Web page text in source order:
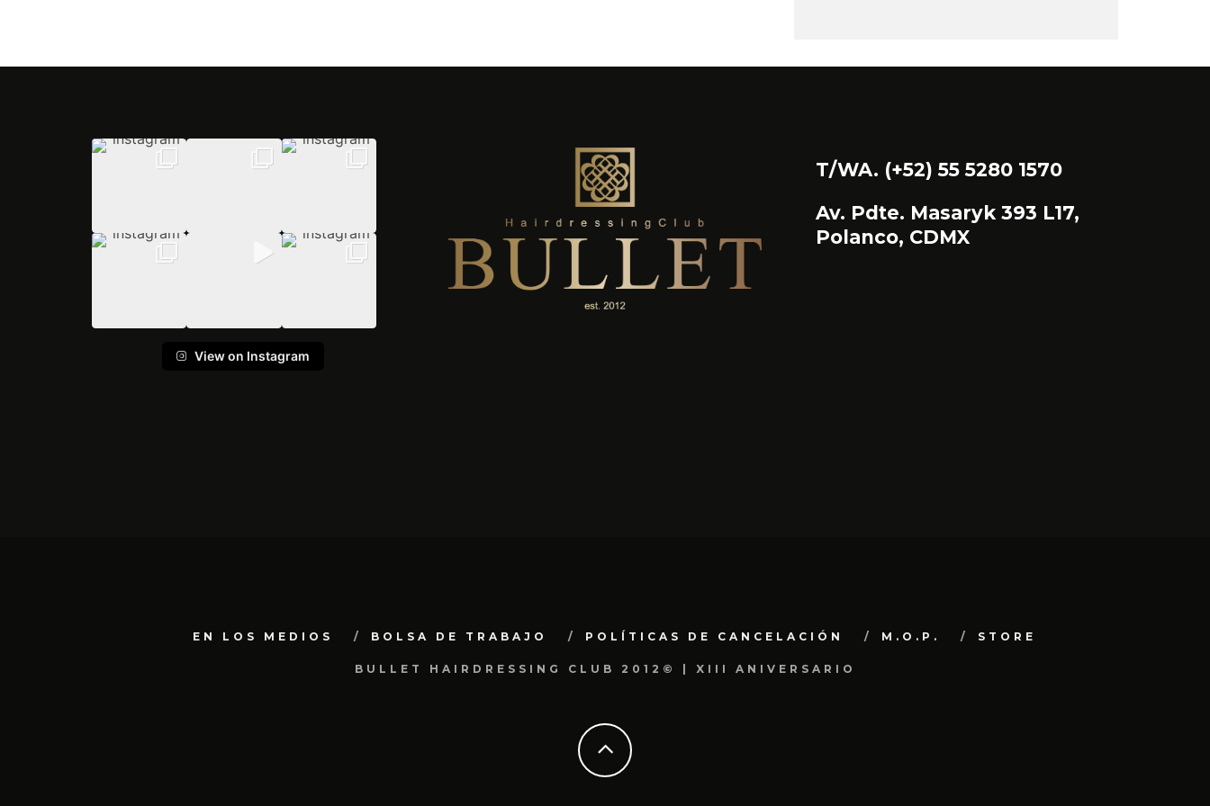
View on Instagram
T/WA. (+52) 55 5280 1570
Av. Pdte. Masaryk 393 L17,
Polanco, CDMX
EN LOS MEDIOS BOLSA DE TRABAJO POLÍTICAS DE CANCELACIÓN M.O.P. STORE
BULLET HAIRDRESSING CLUB 2012© | XIII ANIVERSARIO